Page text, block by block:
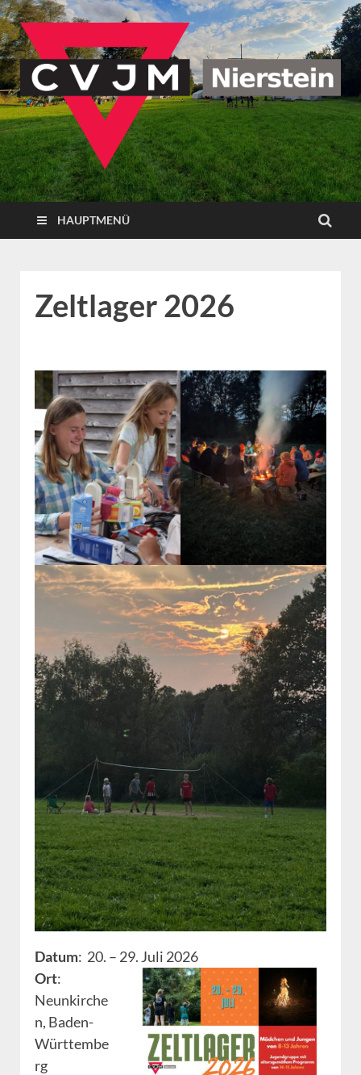
CVJM Nierstein
HAUPTMENÜ
Zeltlager 2026
Datum: 20. – 29. Juli 2026
Ort:
Neunkirche
n, Baden-
Württembe
rg